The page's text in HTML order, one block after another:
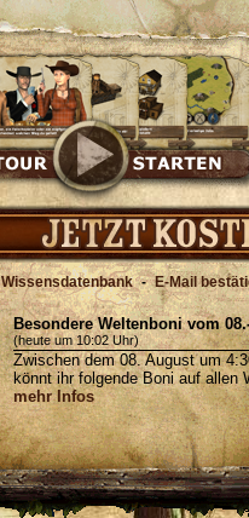
Wissensdatenbank - E-Mail
Besondere Weltenboni vom
(heute um 10:02 Uhr)
Zwischen dem 08. August um
könnt ihr folgende Boni auf allen
mehr Infos